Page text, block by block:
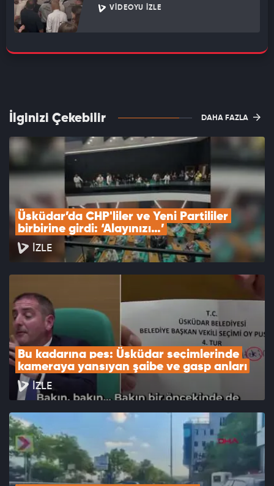
VIDEOYU İZLE
İlginizi Çekebilir DAHA FAZLA
Üsküdar’da CHP'liler ve Yeni Partililer
birbirine girdi: ‘Alayınızı…’
İZLE
Bu kadarına pes: Üsküdar seçimlerinde
kameraya yansıyan şaibe ve gasp anları
İZLE